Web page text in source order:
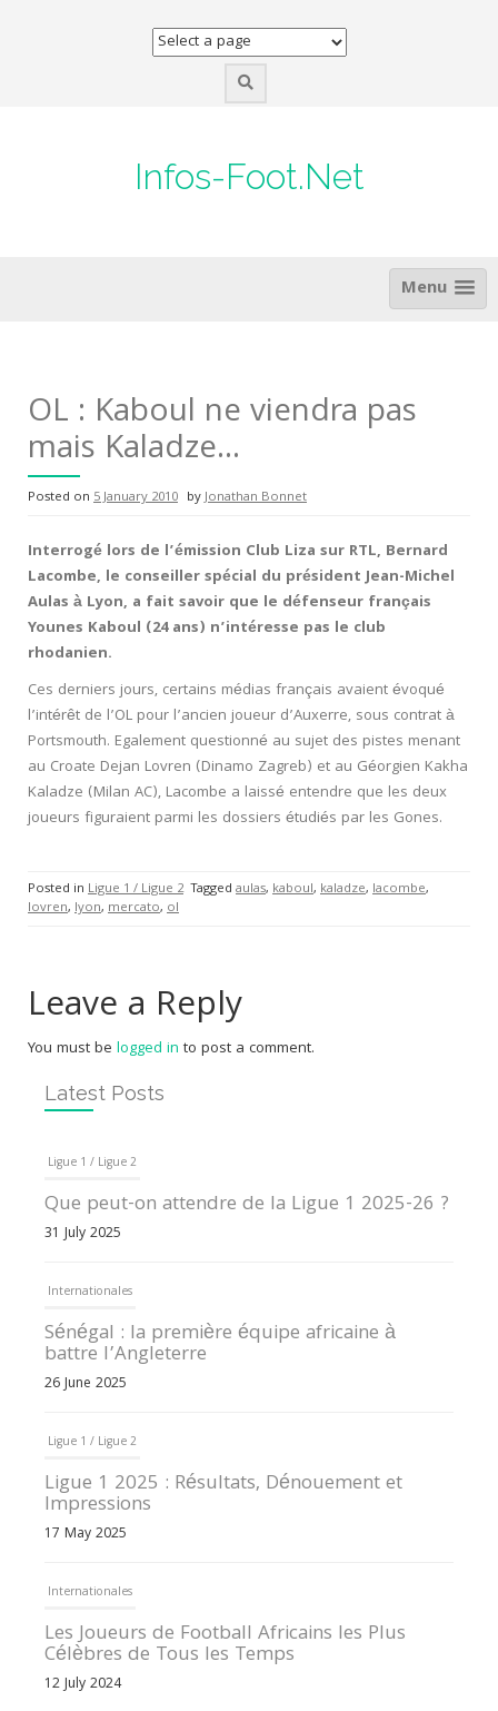
Infos-Foot.Net
Menu
OL : Kaboul ne viendra pas
mais Kaladze…
Posted on 5 January 2010 byJonathan Bonnet
Interrogé lors de l’émission Club Liza sur RTL, Bernard
Lacombe, le conseiller spécial du président Jean-Michel
Aulas à Lyon, a fait savoir que le défenseur français
Younes Kaboul (24 ans) n’intéresse pas le club
rhodanien.
Ces derniers jours, certains médias français avaient évoqué
l’intérêt de l’OL pour l’ancien joueur d’Auxerre, sous contrat à
Portsmouth. Egalement questionné au sujet des pistes menant
au Croate Dejan Lovren (Dinamo Zagreb) et au Géorgien Kakha
Kaladze (Milan AC), Lacombe a laissé entendre que les deux
joueurs figuraient parmi les dossiers étudiés par les Gones.
Posted in Ligue 1 / Ligue 2 Tagged aulas, kaboul, kaladze, lacombe,
lovren, lyon, mercato, ol
Leave a Reply
You must be logged in to post a comment.
Latest Posts
Ligue 1 / Ligue 2
Que peut-on attendre de la Ligue 1 2025-26 ?
31 July 2025
Internationales
Sénégal : la première équipe africaine à
battre l’Angleterre
26 June 2025
Ligue 1 / Ligue 2
Ligue 1 2025 : Résultats, Dénouement et
Impressions
17 May 2025
Internationales
Les Joueurs de Football Africains les Plus
Célèbres de Tous les Temps
12 July 2024